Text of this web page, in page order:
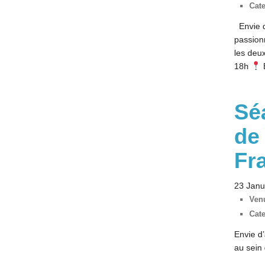
Envie
les
18h
de
23
Envie
au sein